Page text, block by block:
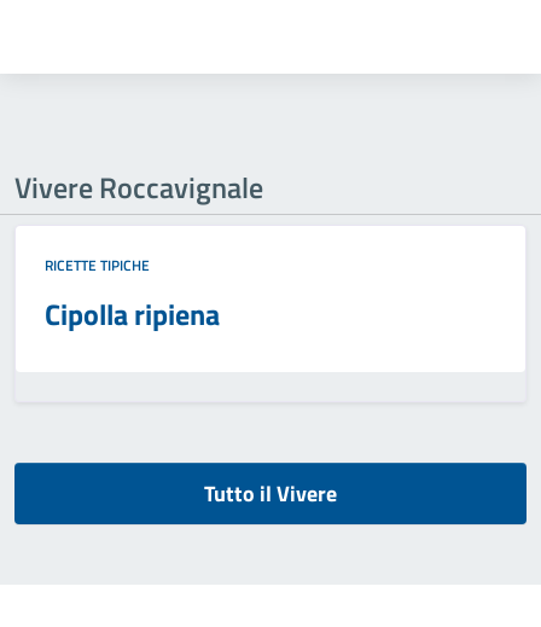
Vivere Roccavignale
RICETTE TIPICHE
Cipolla ripiena
Tutto il Vivere